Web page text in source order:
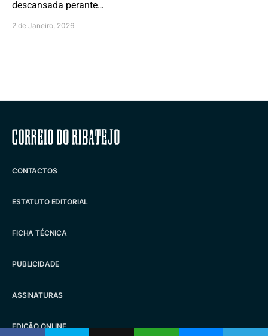
descansada perante…
2 de Janeiro, 2026
Correio do Ribatejo
CONTACTOS
ESTATUTO EDITORIAL
FICHA TÉCNICA
PUBLICIDADE
ASSINATURAS
EDIÇÃO ONLINE